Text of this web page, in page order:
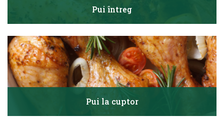
Pui întreg
Pui la cuptor